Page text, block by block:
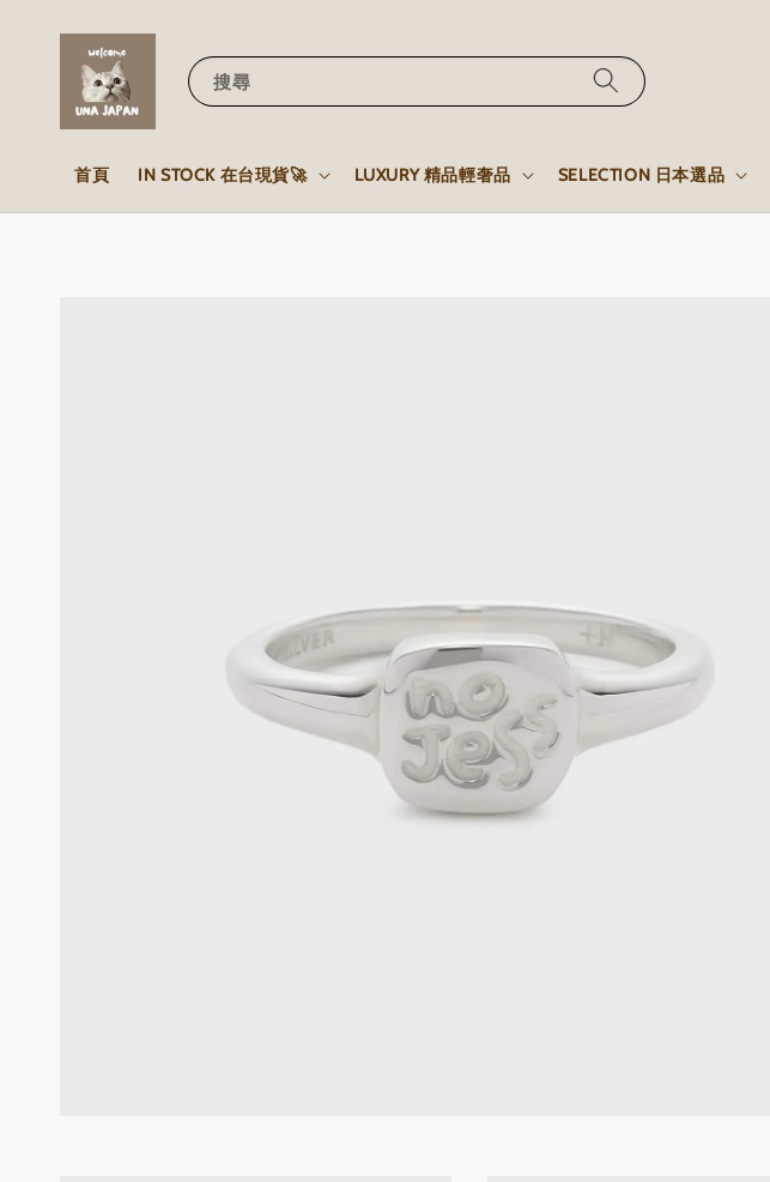
搜尋
首頁 IN STOCK 在台現貨🚀 LUXURY 精品輕奢品 SELECTION 日本選品